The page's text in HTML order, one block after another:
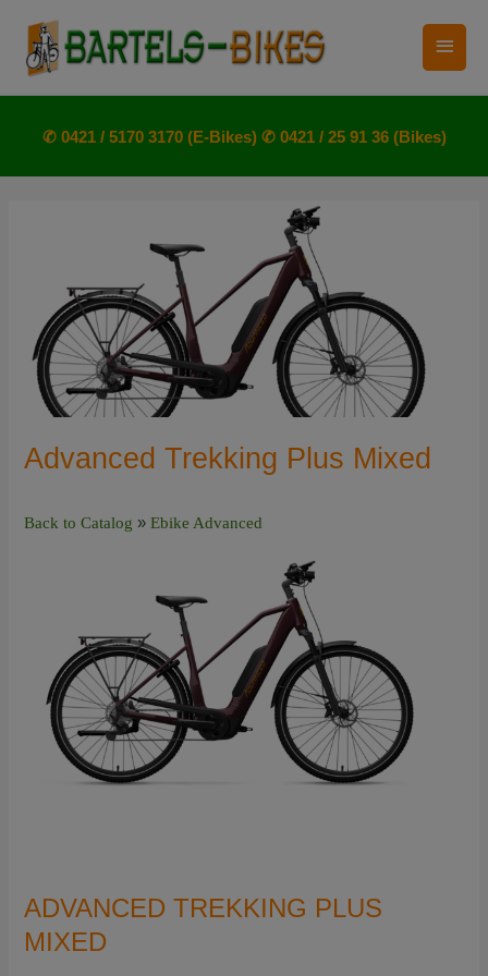
Inhalt
springen
✆ 0421 / 5170 3170 (E-Bikes) ✆ 0421 / 25 91 36 (Bikes)
Advanced Trekking Plus Mixed
Back to Catalog Ebike Advanced
ADVANCED TREKKING PLUS
MIXED